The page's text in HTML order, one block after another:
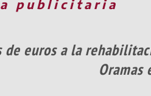
publicitaria
euros a la
Oramas